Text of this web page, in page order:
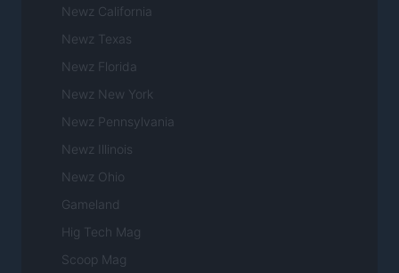
Newz California
Newz Texas
Newz Florida
Newz New York
Newz Pennsylvania
Newz Illinois
Newz Ohio
Gameland
Hig Tech Mag
Scoop Mag